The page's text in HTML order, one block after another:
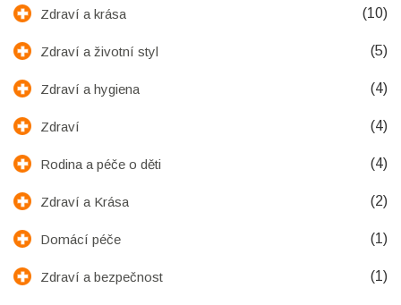
Zdraví a krása (10)
Zdraví a životní styl (5)
Zdraví a hygiena (4)
Zdraví (4)
Rodina a péče o děti (4)
Zdraví a Krása (2)
Domácí péče (1)
Zdraví a bezpečnost (1)